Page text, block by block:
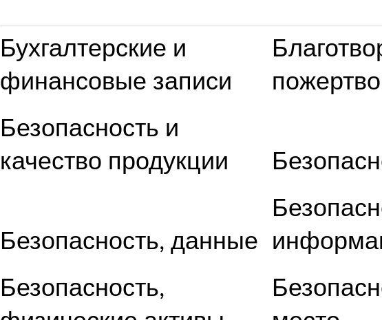
Бухгалтерские и
финансовые записи
Безопасность и
качество продукции
Безопасность, данные
Безопасность,